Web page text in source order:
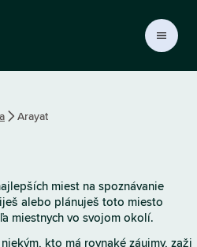
Arayat
miest na spoznávanie
alebo plánuješ toto miesto
miestnych vo svojom okolí.
kto má rovnaké záujmy, zaži